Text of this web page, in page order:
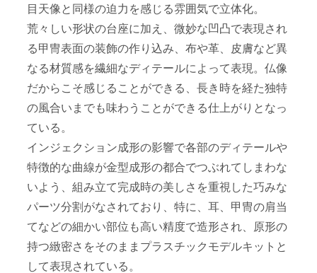
目天像と同様の迫力を感じる雰囲気で立体化。
荒々しい形状の台座に加え、微妙な凹凸で表現され
る甲冑表面の装飾の作り込み、布や革、皮膚など異
なる材質感を繊細なディテールによって表現。仏像
だからこそ感じることができる、長き時を経た独特
の風合いまでも味わうことができる仕上がりとなっ
ている。
インジェクション成形の影響で各部のディテールや
特徴的な曲線が金型成形の都合でつぶれてしまわな
いよう、組み立て完成時の美しさを重視した巧みな
パーツ分割がなされており、特に、耳、甲冑の肩当
てなどの細かい部位も高い精度で造形され、原形の
持つ緻密さをそのままプラスチックモデルキットと
して表現されている。